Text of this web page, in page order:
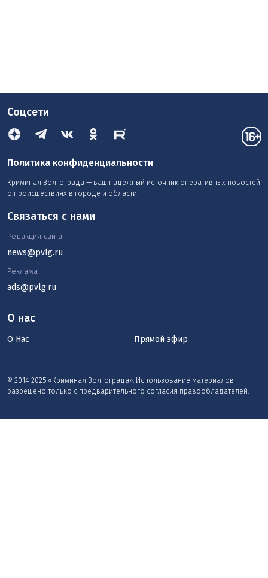
Соцсети
Политика конфиденциальности
Криминал Волгограда — ваш надежный источник оперативных новостей
о происшествиях в городе и области.
О нас
О Нас Прямой эфир
© 2014-2025 «Криминал Волгограда». Использование материалов
разрешено только с предварительного согласия правообладателей.
Связаться с нами
Редакция сайта
news@pvlg.ru
Реклама
ads@pvlg.ru